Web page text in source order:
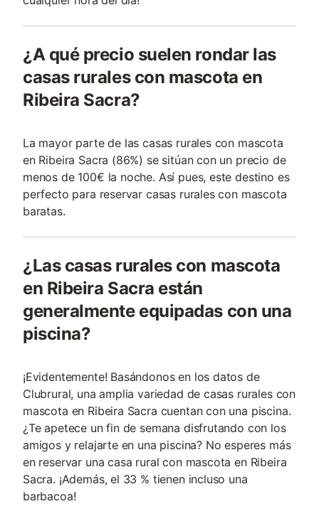
¿A qué precio suelen rondar las
casas rurales con mascota en
Ribeira Sacra?
La mayor parte de las casas rurales con mascota
en Ribeira Sacra (86%) se sitúan con un precio de
menos de 100€ la noche. Así pues, este destino es
perfecto para reservar casas rurales con mascota
baratas.
¿Las casas rurales con mascota
en Ribeira Sacra están
generalmente equipadas con una
piscina?
¡Evidentemente! Basándonos en los datos de
Clubrural, una amplia variedad de casas rurales con
mascota en Ribeira Sacra cuentan con una piscina.
¿Te apetece un fin de semana disfrutando con los
amigos y relajarte en una piscina? No esperes más
en reservar una casa rural con mascota en Ribeira
Sacra. ¡Además, el 33 % tienen incluso una
barbacoa!